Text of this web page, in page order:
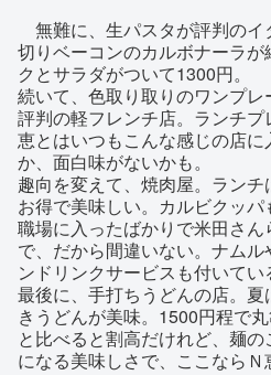
無難に、生パスタが評判の
切りベーコンのカルボナーラ
クとサラダがついて1300円。
続いて、色取り取りのワンプ
評判の軽フレンチ店。ランチ
恵とはいつもこんな感じの店
か、面白味がないかも。
趣向を変えて、焼肉屋。ラン
お得で美味しい。カルビクッ
職場に入ったばかりで米田さ
で、だから間違いない。ナム
ンドリンクサービスも付いてい
最後に、手打ちうどんの店。
きうどんが美味。1500円程で
と比べると割高だけれど、麺
になる美味しさで、ここならＮ